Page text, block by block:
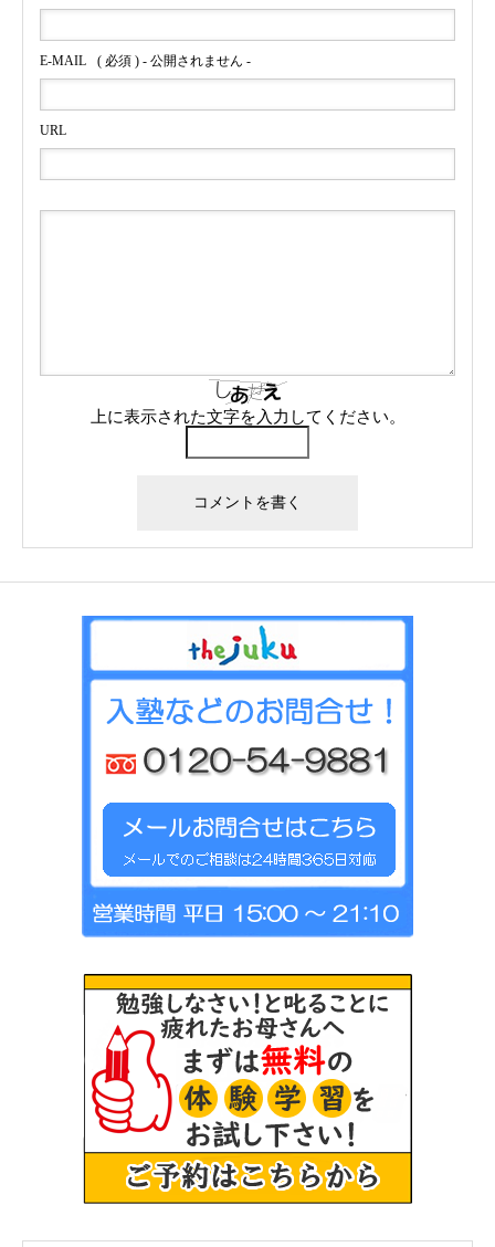
E-MAIL ( 必須 ) - 公開されません -
URL
上に表示された文字を入力してください。